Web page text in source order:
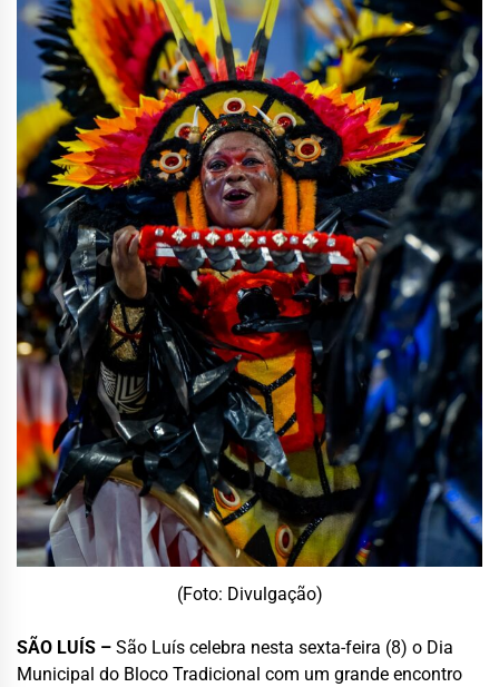
(Foto: Divulgação)
SÃO LUÍS – São Luís celebra nesta sexta-feira (8) o Dia
Municipal do Bloco Tradicional com um grande encontro